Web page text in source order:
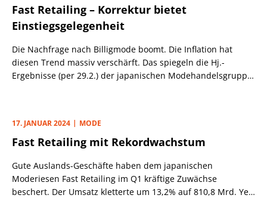
Fast Retailing – Korrektur bietet
Einstiegsgelegenheit
Die Nachfrage nach Billigmode boomt. Die Inflation hat
diesen Trend massiv verschärft. Das spiegeln die Hj.-
Ergebnisse (per 29.2.) der japanischen Modehandelsgruppe
17. JANUAR 2024 MODE
Fast Retailing mit Rekordwachstum
Gute Auslands-Geschäfte haben dem japanischen
Moderiesen Fast Retailing im Q1 kräftige Zuwächse
beschert. Der Umsatz kletterte um 13,2% auf 810,8 Mrd. Yen